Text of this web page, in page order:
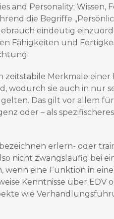
and Personality; Wissen,
die Begriffe
eindeutig
Fähigkeiten und
zeitstabile Merkmale
wodurch sie auch in nur
Das gilt vor allem
oder – als
erlern- oder
nicht zwangsläufig bei
wenn eine Funktion in
Kenntnisse über
wie